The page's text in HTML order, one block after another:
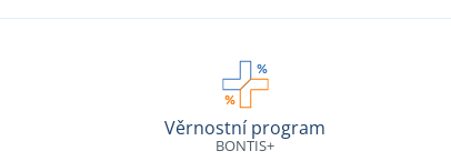
Věrnostní program
BONTIS+